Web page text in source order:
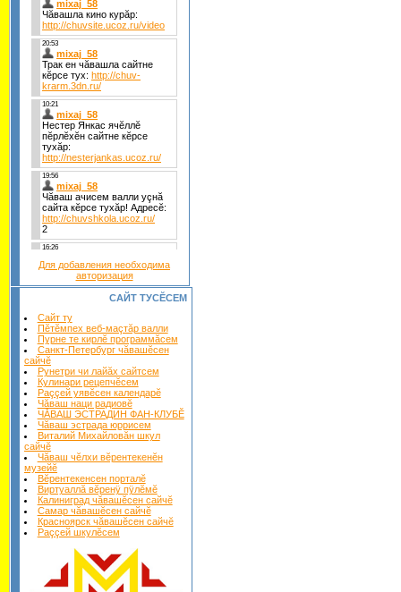
Для добавления необходима
авторизация
САЙТ ТУСĔСЕМ
Сайт ту
Пĕтĕмпех веб-маçтăр валли
Пурне те кирлĕ программăсем
Санкт-Петербург чăвашĕсен
сайчĕ
Рунетри чи лайăх сайтсем
Кулинари рецепчĕсем
Раççей уявĕсен календарĕ
Чăваш наци радиовĕ
ЧĂВАШ ЭСТРАДИН ФАН-КЛУБĔ
Чăваш эстрада юррисем
Виталий Михайловăн шкул
сайчĕ
Чăваш чĕлхи вĕрентекенĕн
музейĕ
Вĕрентекенсен порталĕ
Виртуаллă вĕренÿ пÿлĕмĕ
Калиниград чăвашĕсен сайчĕ
Самар чăвашĕсен сайчĕ
Красноярск чăвашĕсен сайчĕ
Раççей шкулĕсем